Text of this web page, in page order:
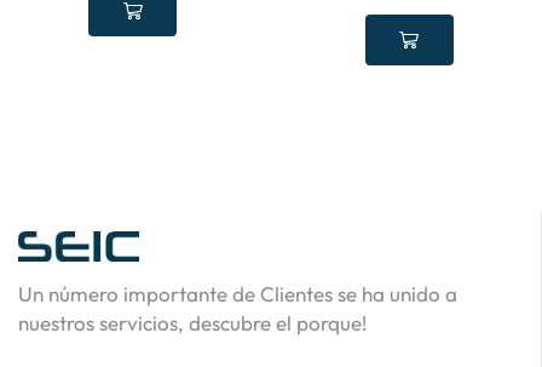
Un número importante de Clientes se ha unido a
nuestros servicios, descubre el porque!